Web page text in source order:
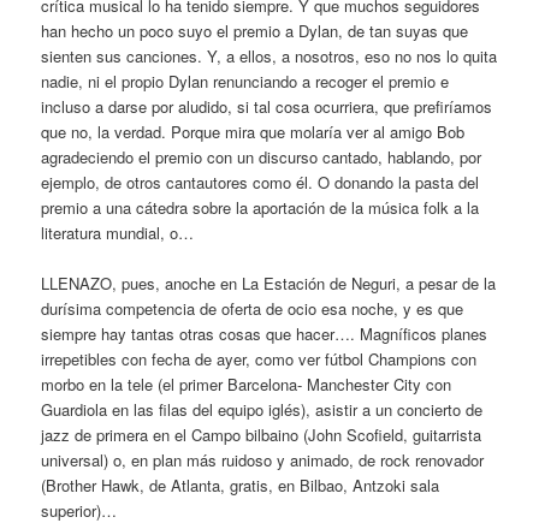
crítica musical lo ha tenido siempre. Y que muchos seguidores
han hecho un poco suyo el premio a Dylan, de tan suyas que
sienten sus canciones. Y, a ellos, a nosotros, eso no nos lo quita
nadie, ni el propio Dylan renunciando a recoger el premio e
incluso a darse por aludido, si tal cosa ocurriera, que prefiríamos
que no, la verdad. Porque mira que molaría ver al amigo Bob
agradeciendo el premio con un discurso cantado, hablando, por
ejemplo, de otros cantautores como él. O donando la pasta del
premio a una cátedra sobre la aportación de la música folk a la
literatura mundial, o…
LLENAZO, pues, anoche en La Estación de Neguri, a pesar de la
durísima competencia de oferta de ocio esa noche, y es que
siempre hay tantas otras cosas que hacer…. Magníficos planes
irrepetibles con fecha de ayer, como ver fútbol Champions con
morbo en la tele (el primer Barcelona- Manchester City con
Guardiola en las filas del equipo iglés), asistir a un concierto de
jazz de primera en el Campo bilbaino (John Scofield, guitarrista
universal) o, en plan más ruidoso y animado, de rock renovador
(Brother Hawk, de Atlanta, gratis, en Bilbao, Antzoki sala
superior)…